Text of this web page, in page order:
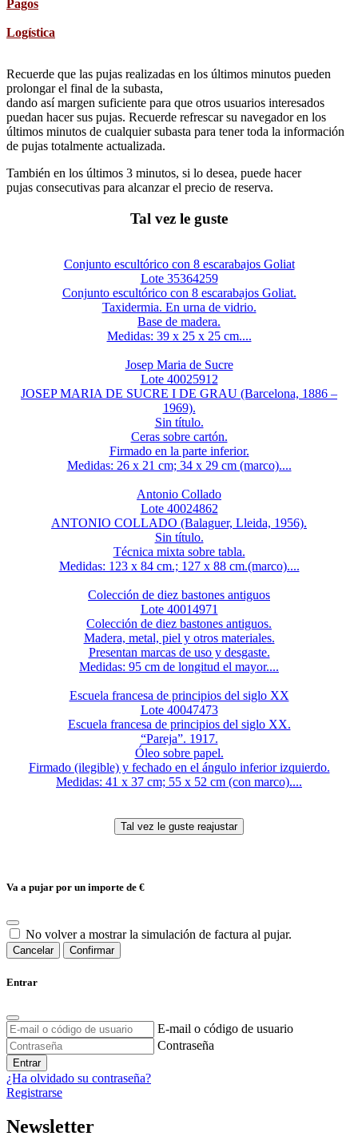
Pagos
Logística
Recuerde que las pujas realizadas en los últimos minutos pueden
prolongar el final de la subasta,
dando así margen suficiente para que otros usuarios interesados
puedan hacer sus pujas. Recuerde refrescar su navegador en los
últimos minutos de cualquier subasta para tener toda la información
de pujas totalmente actualizada.
También en los últimos 3 minutos, si lo desea, puede hacer
pujas consecutivas para alcanzar el precio de reserva.
Tal vez le guste
Conjunto escultórico con 8 escarabajos Goliat
Lote 35364259
Conjunto escultórico con 8 escarabajos Goliat.
Taxidermia. En urna de vidrio.
Base de madera.
Medidas: 39 x 25 x 25 cm....
Josep Maria de Sucre
Lote 40025912
JOSEP MARIA DE SUCRE I DE GRAU (Barcelona, 1886 –
1969).
Sin título.
Ceras sobre cartón.
Firmado en la parte inferior.
Medidas: 26 x 21 cm; 34 x 29 cm (marco)....
Antonio Collado
Lote 40024862
ANTONIO COLLADO (Balaguer, Lleida, 1956).
Sin título.
Técnica mixta sobre tabla.
Medidas: 123 x 84 cm.; 127 x 88 cm.(marco)....
Colección de diez bastones antiguos
Lote 40014971
Colección de diez bastones antiguos.
Madera, metal, piel y otros materiales.
Presentan marcas de uso y desgaste.
Medidas: 95 cm de longitud el mayor....
Escuela francesa de principios del siglo XX
Lote 40047473
Escuela francesa de principios del siglo XX.
“Pareja”. 1917.
Óleo sobre papel.
Firmado (ilegible) y fechado en el ángulo inferior izquierdo.
Medidas: 41 x 37 cm; 55 x 52 cm (con marco)....
Va a pujar por un importe de €
No volver a mostrar la simulación de factura al pujar.
Cancelar Confirmar
Entrar
E-mail o código de usuario
Contraseña
Entrar
¿Ha olvidado su contraseña?
Registrarse
Newsletter